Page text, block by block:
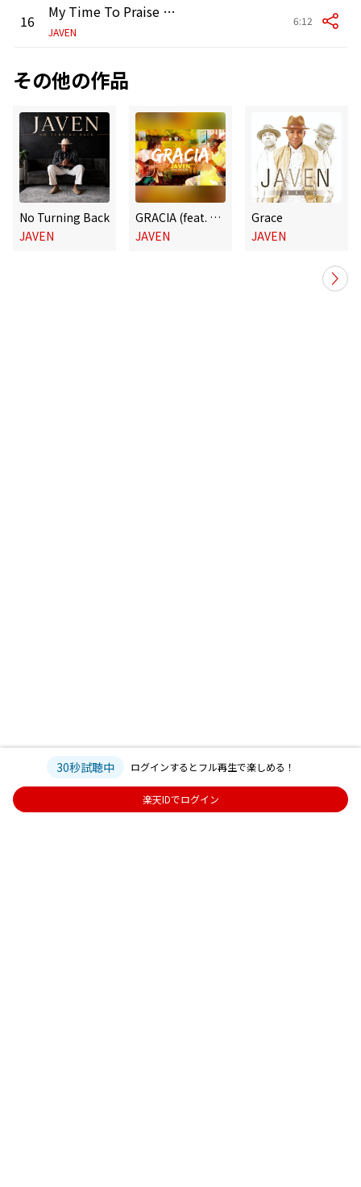
16 My Time To Praise (feat. LaRue Howard)
JAVEN
6:12
その他の作品
No Turning Back
JAVEN
GRACIA (feat. Johnny Rez)
JAVEN
Grace
JAVEN
30秒試聴中 ログインするとフル再生で楽しめる！
楽天IDでログイン